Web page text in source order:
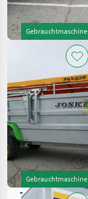
Gebrauchtmaschine
Gebrauchtmaschine